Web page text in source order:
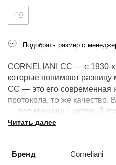
CORNELIANI CC — с 1930-
которые понимают
CC — это его современная
протокола, то же качество.
— для мужчины, который
Читать далее
Бренд Corneliani
48
Подобрать размер с